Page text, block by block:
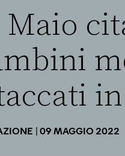
Maio
| 09 MAGGIO 2022